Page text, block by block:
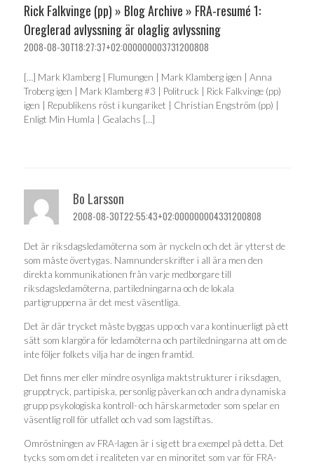
Rick Falkvinge (pp) » Blog Archive » FRA-resumé 1:
Oreglerad avlyssning är olaglig avlyssning
2008-08-30T18:27:37+02:000000003731200808
[…] Mark Klamberg | Flumungen | Mark Klamberg igen | Anna
Troberg igen | Mark Klamberg #3 | Politruck | Rick Falkvinge (pp)
igen | Republikens röst i kungariket | Christian Engström (pp) |
Enligt Min Humla | Gealachs […]
Bo Larsson
2008-08-30T22:55:43+02:000000004331200808
Det är riksdagsledamöterna som är nyckeln och det är ytterst de
som måste övertygas. Namnunderskrifter i all ära men den
direkta kommunikationen från varje medborgare till
riksdagsledamöterna, partiledningarna och de lokala
partigrupperna är det mest väsentliga.
Det är där trycket måste byggas upp och vara kontinuerligt på ett
sätt som klargöra för ledamöterna och partiledningarna att om de
inte följer folkets vilja har de ingen framtid.
Det finns mer eller mindre osynliga maktstrukturer i riksdagen,
grupptryck, partipiska, personlig påverkan och andra dynamiska
grupp psykologiska kontroll- och härskarmetoder som spelar en
väsentlig roll för utfallet och vad som lagstiftas.
Omröstningen av FRA-lagen är i sig ett bra exempel på detta. Det
tycks som om det i realiteten var en minoritet som var för FRA-